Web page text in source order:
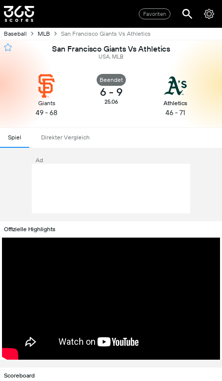
Favoriten
Baseball MLB San Francisco Giants Vs Athletics
San Francisco Giants Vs Athletics
USA, MLB
Giants
49 - 68
Beendet
6 - 9
25.06 Athletics
46 - 71
Spiel Direkter Vergleich
Ad
Offizielle Highlights
Scoreboard